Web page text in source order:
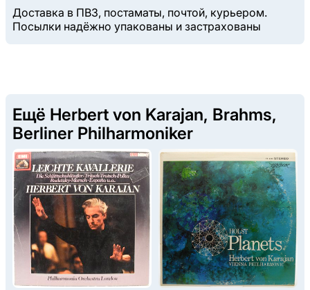
Доставка в ПВЗ, постаматы, почтой, курьером.
Посылки надёжно упакованы и застрахованы
Ещё Herbert von Karajan, Brahms,
Berliner Philharmoniker